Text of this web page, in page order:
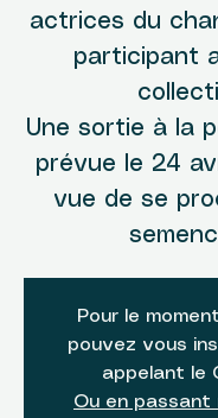
actrices du
participant
Une sortie à la
prévue le 24
vue de se
Pour le
pouvez vous
appelant le
Ou en passant